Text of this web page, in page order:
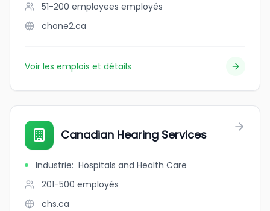
51-200 employees employés
chone2.ca
Voir les emplois et détails
Canadian Hearing Services
Industrie: Hospitals and Health Care
201-500 employés
chs.ca